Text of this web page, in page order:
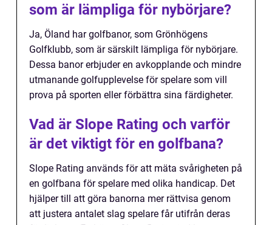
som är lämpliga för nybörjare?
Ja, Öland har golfbanor, som Grönhögens
Golfklubb, som är särskilt lämpliga för nybörjare.
Dessa banor erbjuder en avkopplande och mindre
utmanande golfupplevelse för spelare som vill
prova på sporten eller förbättra sina färdigheter.
Vad är Slope Rating och varför
är det viktigt för en golfbana?
Slope Rating används för att mäta svårigheten på
en golfbana för spelare med olika handicap. Det
hjälper till att göra banorna mer rättvisa genom
att justera antalet slag spelare får utifrån deras